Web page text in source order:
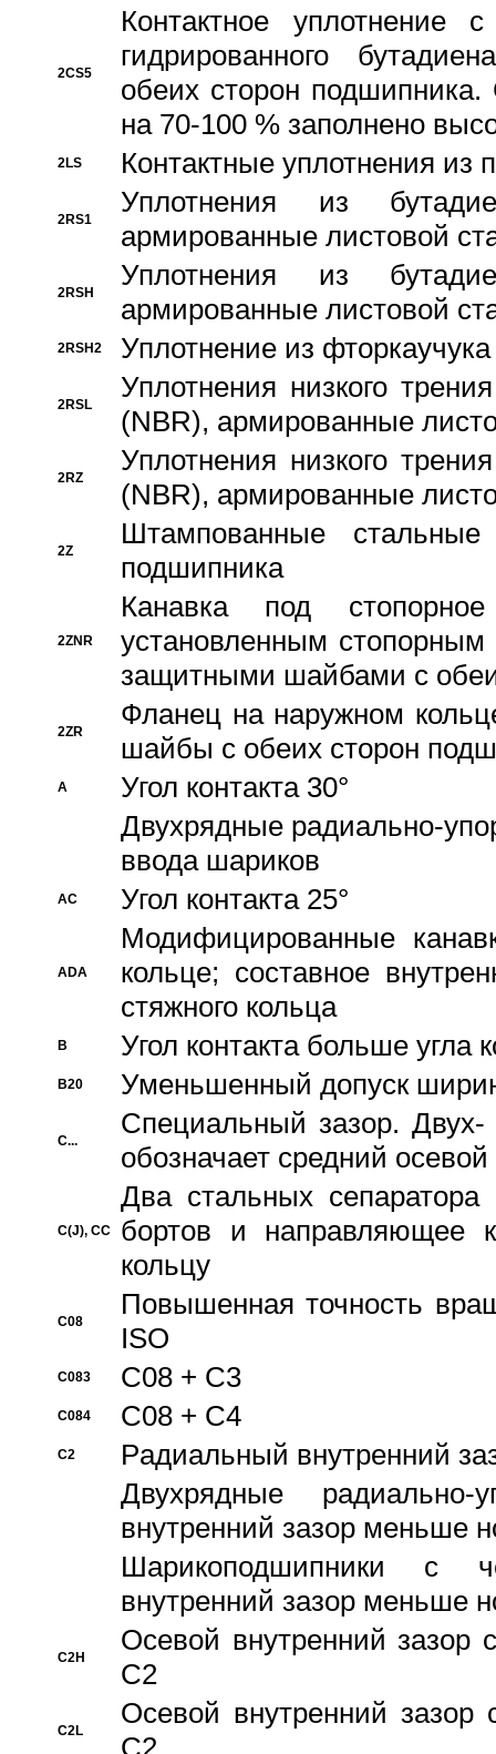
2CS5
Контактное уплотнение
гидрированного
обеих сторон
на 70-100 % заполнено
2LS Контактные уплотнения из
2RS1
Уплотнения из
армированные листовой
2RSH
Уплотнения из
армированные листовой
2RSH2 Уплотнение из
2RSL
Уплотнения низкого
(NBR), армированные
2RZ
Уплотнения низкого
(NBR), армированные
2Z
Штампованные
подшипника
2ZNR
Канавка под
установленным
защитными шайбами с
2ZR
Фланец на наружном
шайбы с обеих сторон
A
Угол контакта 30°
Двухрядные радиально-
ввода шариков
AC Угол контакта 25°
ADA
Модифицированные
кольце; составное
стяжного кольца
B Угол контакта больше угла
B20 Уменьшенный допуск
C...
Специальный зазор.
обозначает средний
C(J), CC
Два стальных сепаратора
бортов и направляющее
кольцу
C08
Повышенная точность
ISO
C083 C08 + C3
C084 C08 + C4
C2
Pадиальный внутренний
Двухрядные радиально-
внутренний зазор меньше
Шарикоподшипники с
внутренний зазор меньше
C2H
Осевой внутренний зазор
C2
C2L
Осевой внутренний зазор
C2